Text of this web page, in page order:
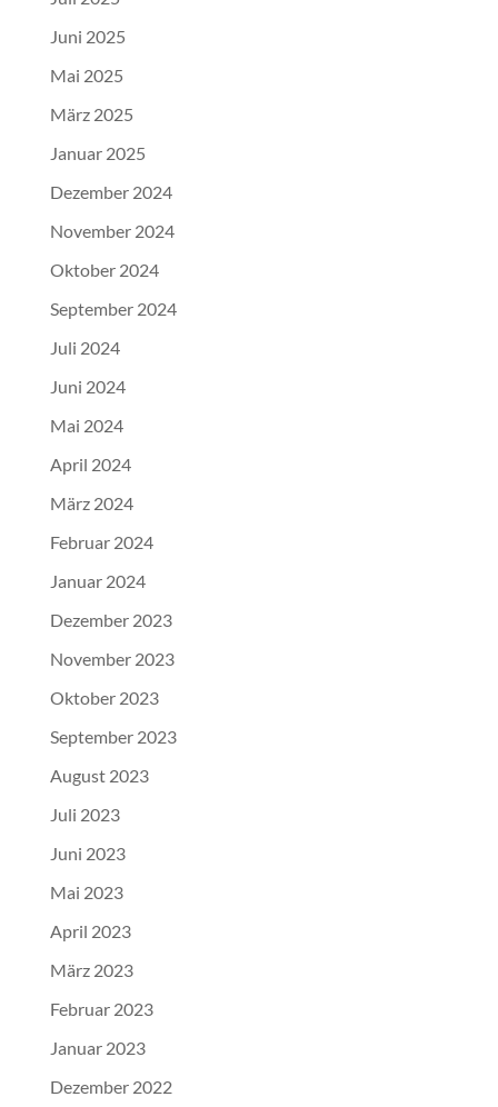
Juni 2025
Mai 2025
März 2025
Januar 2025
Dezember 2024
November 2024
Oktober 2024
September 2024
Juli 2024
Juni 2024
Mai 2024
April 2024
März 2024
Februar 2024
Januar 2024
Dezember 2023
November 2023
Oktober 2023
September 2023
August 2023
Juli 2023
Juni 2023
Mai 2023
April 2023
März 2023
Februar 2023
Januar 2023
Dezember 2022